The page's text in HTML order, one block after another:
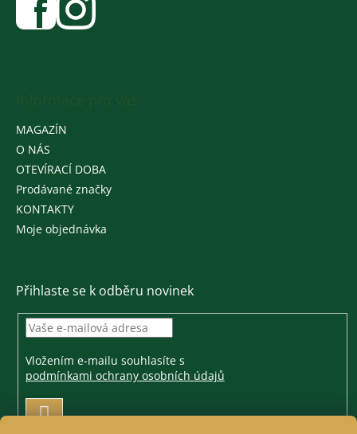
MAGAZÍN
O NÁS
OTEVÍRACÍ DOBA
Prodávané značky
KONTAKTY
Moje objednávka
Přihlaste se k odběru novinek
Vložením e-mailu souhlasíte s
podmínkami ochrany osobních údajů
PŘIHLÁSIT